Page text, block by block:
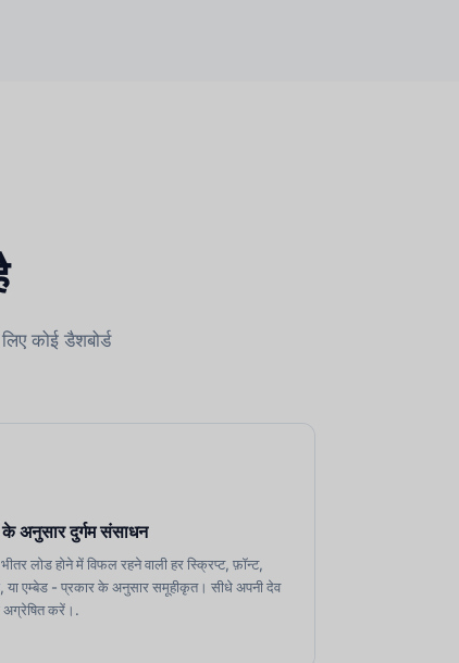
कोई डैशबोर्ड
अनुसार दुर्गम संसाधन
लोड होने में विफल रहने वाली हर स्क्रिप्ट, फ़ॉन्ट,
या एम्बेड - प्रकार के अनुसार समूहीकृत। सीधे अपनी देव
अग्रेषित करें।.